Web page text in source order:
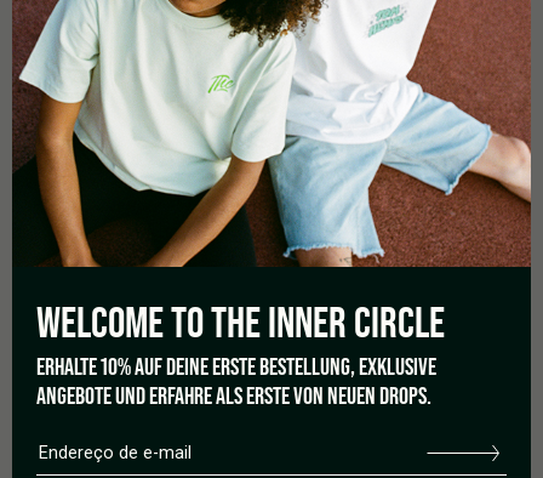
0,0
Como base em 0 avaliações
5 estrelas
4 estrelas
2 estrelas
0%
WELCOME TO THEINNER CIRCLE
ERHALTE 10% AUF DEINE ERSTE BESTELLUNG, EXKLUSIVE
ANGEBOTE UND ERFAHRE ALS ERSTE VON NEUEN DROPS.